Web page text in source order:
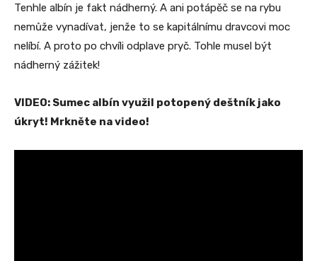
Tenhle albín je fakt nádherný. A ani potápěč se na rybu
nemůže vynadívat, jenže to se kapitálnímu dravcovi moc
nelíbí. A proto po chvíli odplave pryč. Tohle musel být
nádherný zážitek!
VIDEO: Sumec albín využil potopený deštník jako
úkryt! Mrkněte na video!